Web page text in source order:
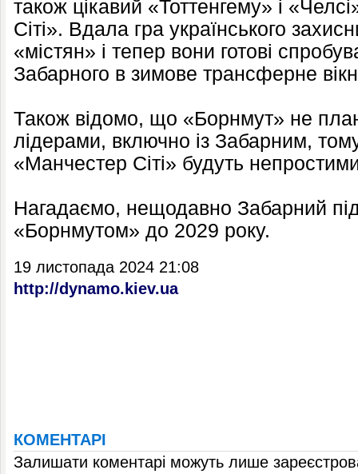
також цікавий «Тоттенгему» і
Сіті». Вдала гра українського
«містян» і тепер вони готові
Забарного в зимове трансферне
Також відомо, що «Борнмут» не
лідерами, включно із Забарним,
«Манчестер Сіті» будуть
Нагадаємо, нещодавно Забарний
«Борнмутом» до 2029 року.
19 листопада 2024 21:08
http://dynamo.kiev.ua
КОМЕНТАРІ
Залишати коментарі можуть лише